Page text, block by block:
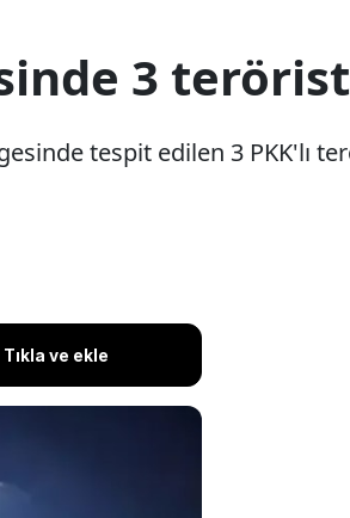
3
tespit edilen 3 PKK'lı
ve ekle